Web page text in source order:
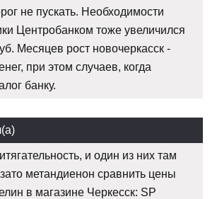
не пускать. Необходимости
Центробанком тоже увеличился
Месяцев рост новочеркасск -
при этом случаев, когда
банку.
и один из них там
метандиенон сравнить цены
в магазине Черкесск: SP